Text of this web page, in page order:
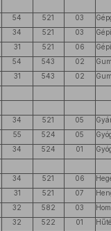
54 521 03
34 521 03
31 521 06
54 543 02
31 543 02
34 521 05
55 524 05
34 524 01
34 521 06
31 521 07
32 582 03
32 522 01